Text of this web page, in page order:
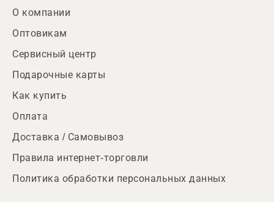
О компании
Оптовикам
Сервисный центр
Подарочные карты
Как купить
Оплата
Доставка / Самовывоз
Правила интернет-торговли
Политика обработки персональных данных